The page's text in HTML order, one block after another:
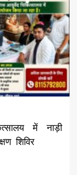
में नाड़ी
शिविर